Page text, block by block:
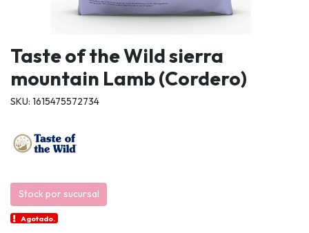
Taste of the Wild sierra
mountain Lamb (Cordero)
SKU: 1615475572734
Stock por sucursal
Agotado.